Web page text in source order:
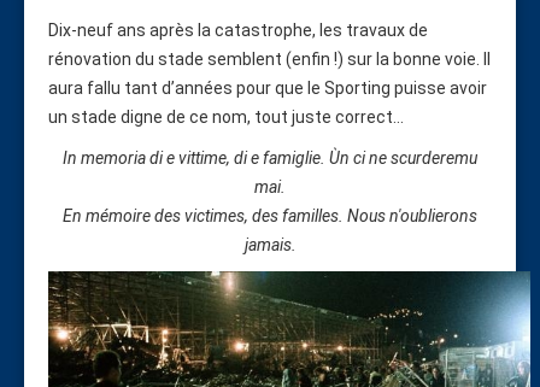
Dix-neuf ans après la catastrophe, les travaux de
rénovation du stade semblent (enfin !) sur la bonne voie. Il
aura fallu tant d’années pour que le Sporting puisse avoir
un stade digne de ce nom, tout juste correct...
In memoria di e vittime, di e famiglie. Ùn ci ne scurderemu
mai.
En mémoire des victimes, des familles. Nous n'oublierons
jamais.